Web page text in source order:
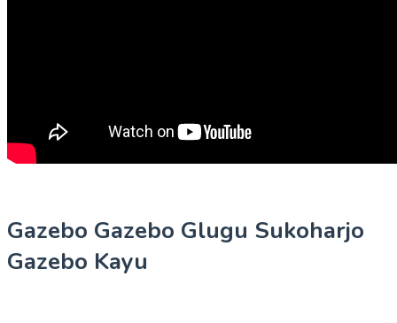
Gazebo Gazebo Glugu Sukoharjo
Gazebo Kayu